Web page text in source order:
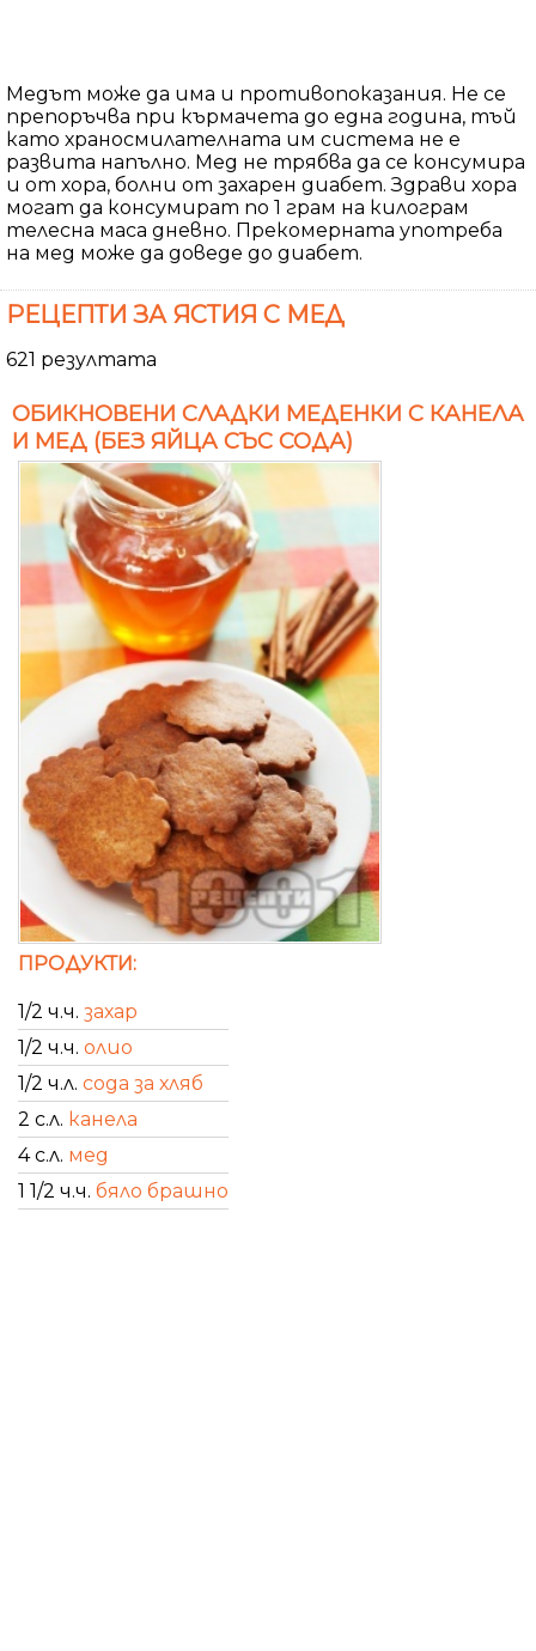
Медът може да има и противопоказания. Не се
препоръчва при кърмачета до една година, тъй
като храносмилателната им система не е
развита напълно. Мед не трябва да се консумира
и от хора, болни от захарен диабет. Здрави хора
могат да консумират по 1 грам на килограм
телесна маса дневно. Прекомерната употреба
на мед може да доведе до диабет.
РЕЦЕПТИ ЗА ЯСТИЯ С МЕД
621 резултата
ОБИКНОВЕНИ СЛАДКИ МЕДЕНКИ С КАНЕЛА
И МЕД (БЕЗ ЯЙЦА СЪС СОДА)
ПРОДУКТИ:
1/2 ч.ч. захар
1/2 ч.ч. олио
1/2 ч.л. сода за хляб
2 с.л. канела
4 с.л. мед
1 1/2 ч.ч. бяло брашно